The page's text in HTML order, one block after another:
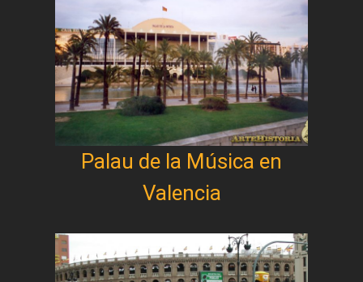
Palau de la Música en
Valencia